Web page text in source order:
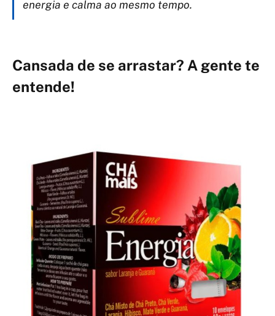
energia e calma ao mesmo tempo.
Cansada de se arrastar? A gente te
entende!